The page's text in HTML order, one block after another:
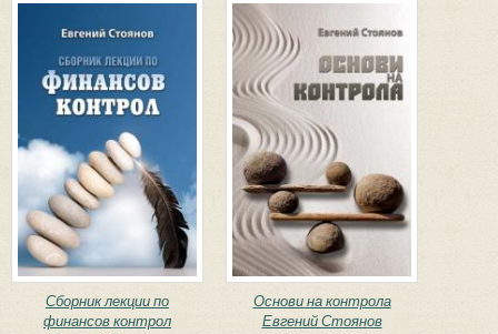
Сборник лекции по
финансов контрол
Основи на контрола
Евгений Стоянов